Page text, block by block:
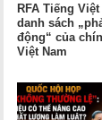
RFA Tiếng
danh sách
động“ của
Việt Nam